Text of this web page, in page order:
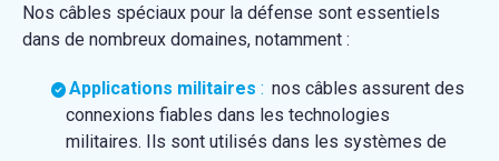
Nos câbles spéciaux pour la défense sont essentiels
dans de nombreux domaines, notamment :
Applications militaires : nos câbles assurent des
connexions fiables dans les technologies
militaires. Ils sont utilisés dans les systèmes de